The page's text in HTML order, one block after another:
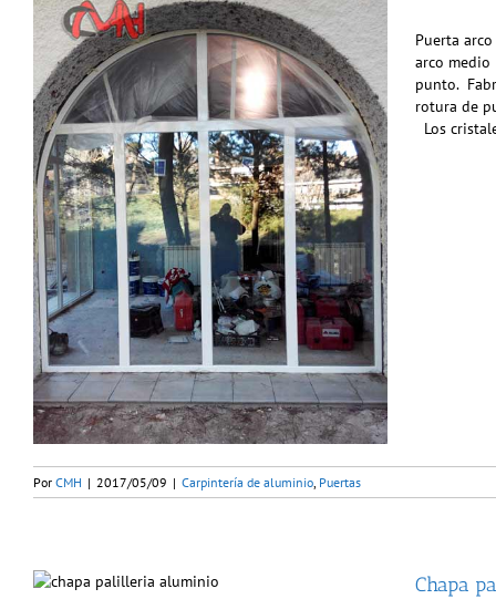
Puerta
arco medio
punto.
rotura de
Los
Por CMH | 2017/05/09 | Carpintería de aluminio Puertas
Chapa